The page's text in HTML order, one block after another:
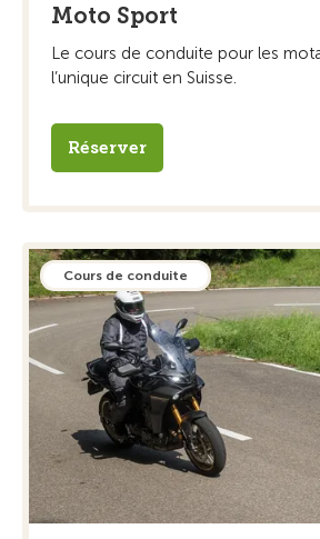
Moto Sport
Le cours de conduite pour les
l’unique circuit en Suisse.
Réserver
Cours de conduite